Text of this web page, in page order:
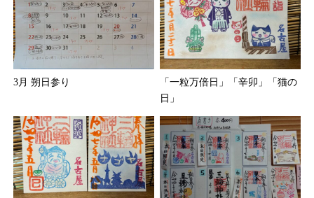
3月 朔日参り
「一粒万倍日」「辛卯」「猫の
日」